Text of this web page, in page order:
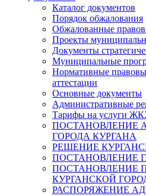
Каталог документов
Порядок обжалования
Обжалованные
Проекты
Документы
Муниципальные
Нормативные
аттестации
Основные документы
Административные
Тарифы на услуги
ПОСТАНОВЛЕНИЕ
ГОРОДА КУРГАНА
РЕШЕНИЕ
ПОСТАНОВЛЕНИЕ
ПОСТАНОВЛЕНИЕ
КУРГАНСКОЙ
РАСПОРЯЖЕНИЕ